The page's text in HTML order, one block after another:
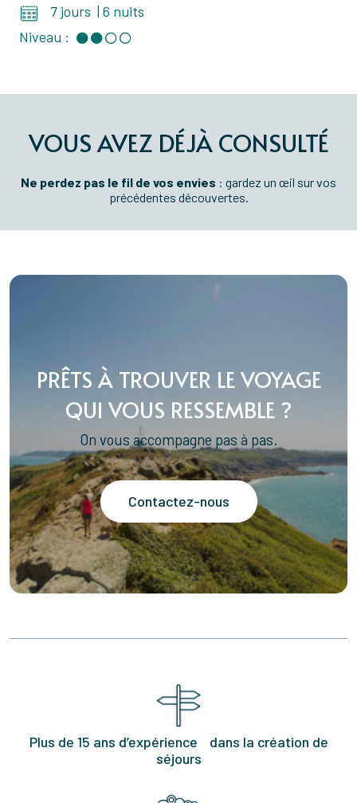
7 jours | 6 nuits
Niveau :
VOUS AVEZ DÉJÀ CONSULTÉ
Ne perdez pas le fil de vos envies : gardez un œil sur vos
précédentes découvertes.
PRÊTS À TROUVER LE VOYAGE
QUI VOUS RESSEMBLE ?
On vous accompagne pas à pas.
Contactez-nous
Plus de 15 ans d’expérience dans la création de
séjours